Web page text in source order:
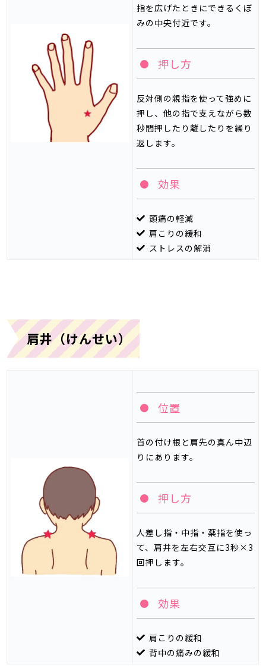
指を広げたときにできるくぼ
みの中央付近です。
押し方
反対側の親指を使って強めに
押し、他の指で支えながら数
秒間押したり離したりを繰り
返します。
効果
頭痛の軽減
肩こりの緩和
ストレスの解消
肩井（けんせい）
位置
首の付け根と肩先の真ん中辺
りにあります。
押し方
人差し指・中指・薬指を使っ
て、肩井を左右交互に3秒×3
回押します。
効果
肩こりの緩和
背中の痛みの緩和